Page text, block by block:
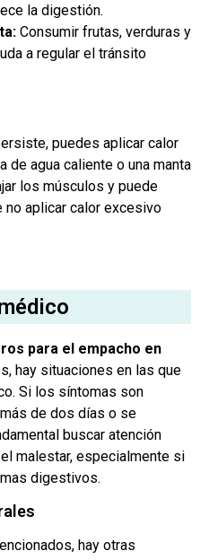
la digestión.
Consumir frutas, verduras y
a regular el tránsito
puedes aplicar calor
de agua caliente o una manta
los músculos y puede
no aplicar calor excesivo
para el empacho en
hay situaciones en las que
Si los síntomas son
de dos días o se
buscar atención
malestar, especialmente si
digestivos.
hay otras